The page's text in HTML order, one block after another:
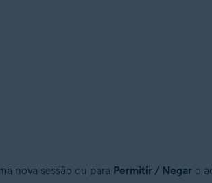
nova sessão ou para Permitir / Negar o